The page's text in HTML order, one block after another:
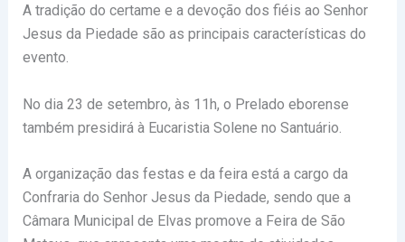
A tradição do certame e a devoção dos fiéis ao Senhor
Jesus da Piedade são as principais características do
evento.
No dia 23 de setembro, às 11h, o Prelado eborense
também presidirá à Eucaristia Solene no Santuário.
A organização das festas e da feira está a cargo da
Confraria do Senhor Jesus da Piedade, sendo que a
Câmara Municipal de Elvas promove a Feira de São